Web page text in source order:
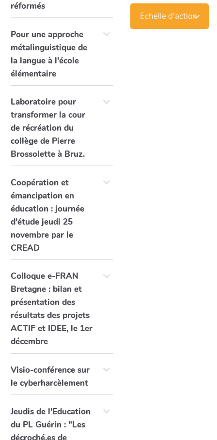
Echelle d'action
réformés
Pour une approche
métalinguistique de
la langue à l'école
élémentaire
Laboratoire pour
transformer la cour
de récréation du
collège de Pierre
Brossolette à Bruz.
Coopération et
émancipation en
éducation : journée
d'étude jeudi 25
novembre par le
CREAD
Colloque e-FRAN
Bretagne : bilan et
présentation des
résultats des projets
ACTIF et IDEE, le 1er
décembre
Visio-conférence sur
le cyberharcèlement
Jeudis de l'Education
du PL Guérin : "Les
décroché.es de